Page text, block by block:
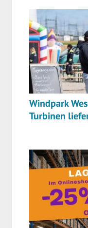
Windpark
Turbinen